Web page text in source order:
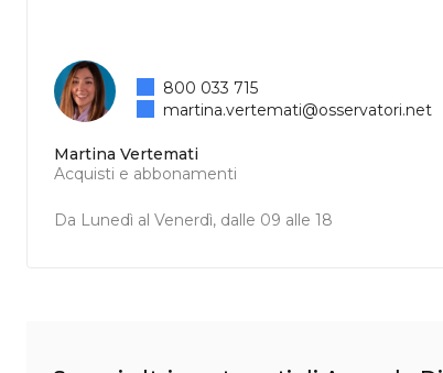
Martina Vertemati
Acquisti e abbonamenti
Da Lunedì al Venerdì, dalle 09 alle 18
800 033 715
martina.vertemati@osservatori.net